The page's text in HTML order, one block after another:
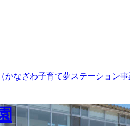
かなざわ子育て夢ステーション事